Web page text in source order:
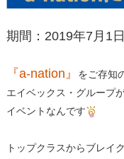
期間：2019年7月1
『a-nation』
をご存知
エイベックス・グループ
イベントなんです
トップクラスからブレイ